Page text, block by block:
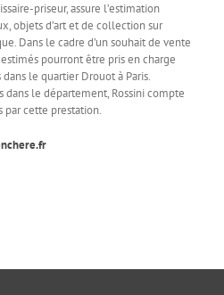
priseur, assure l’estimation
objets d’art et de collection sur
Dans le cadre d’un souhait de vente
pourront être pris en charge
le quartier Drouot à Paris.
dans le département, Rossini compte
par cette prestation.